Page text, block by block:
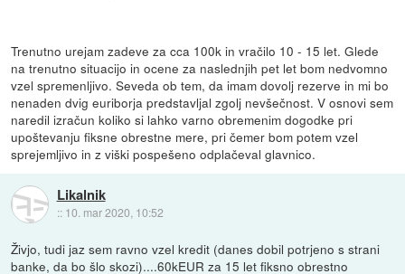
Trenutno urejam zadeve za cca 100k in vračilo 10 - 15 let. Glede
na trenutno situacijo in ocene za naslednjih pet let bom nedvomno
vzel spremenljivo. Seveda ob tem, da imam dovolj rezerve in mi bo
nenaden dvig euriborja predstavljal zgolj nevšečnost. V osnovi sem
naredil izračun koliko si lahko varno obremenim dogodke pri
upoštevanju fiksne obrestne mere, pri čemer bom potem vzel
sprejemljivo in z viški pospešeno odplačeval glavnico.
Likalnik
:: 10. mar 2020, 10:52
Živjo, tudi jaz sem ravno vzel kredit (danes dobil potrjeno s strani
banke, da bo šlo skozi)....60kEUR za 15 let fiksno obrestno